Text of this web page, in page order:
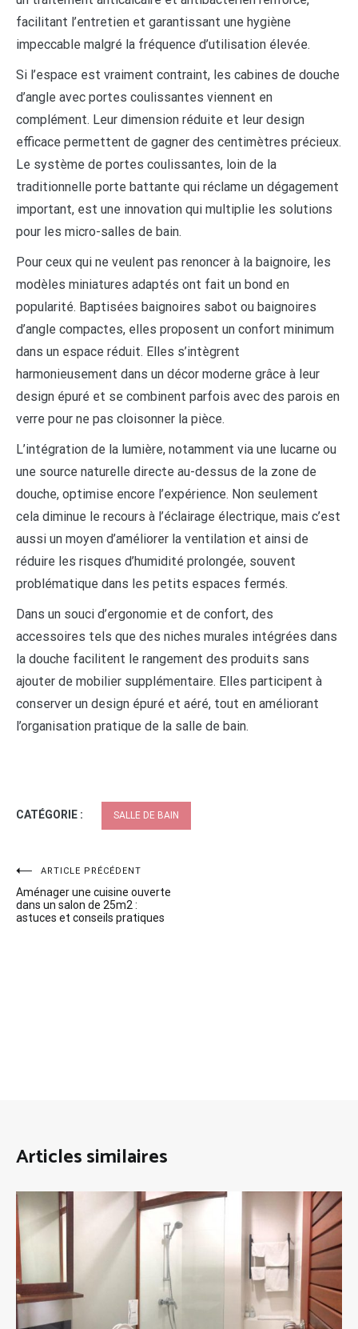
facilitant l’entretien et garantissant une hygiène
impeccable malgré la fréquence d’utilisation élevée.
Si l’espace est vraiment contraint, les cabines de douche
d’angle avec portes coulissantes viennent en
complément. Leur dimension réduite et leur design
efficace permettent de gagner des centimètres précieux.
Le système de portes coulissantes, loin de la
traditionnelle porte battante qui réclame un dégagement
important, est une innovation qui multiplie les solutions
pour les micro-salles de bain.
Pour ceux qui ne veulent pas renoncer à la baignoire, les
modèles miniatures adaptés ont fait un bond en
popularité. Baptisées baignoires sabot ou baignoires
d’angle compactes, elles proposent un confort minimum
dans un espace réduit. Elles s’intègrent
harmonieusement dans un décor moderne grâce à leur
design épuré et se combinent parfois avec des parois en
verre pour ne pas cloisonner la pièce.
L’intégration de la lumière, notamment via une lucarne ou
une source naturelle directe au-dessus de la zone de
douche, optimise encore l’expérience. Non seulement
cela diminue le recours à l’éclairage électrique, mais c’est
aussi un moyen d’améliorer la ventilation et ainsi de
réduire les risques d’humidité prolongée, souvent
problématique dans les petits espaces fermés.
Dans un souci d’ergonomie et de confort, des
accessoires tels que des niches murales intégrées dans
la douche facilitent le rangement des produits sans
ajouter de mobilier supplémentaire. Elles participent à
conserver un design épuré et aéré, tout en améliorant
l’organisation pratique de la salle de bain.
CATÉGORIE : SALLE DE BAIN
Navigation
de
ARTICLE PRÉCÉDENT
Aménager une cuisine ouverte
dans un salon de 25m2 :
astuces et conseils pratiques
Articles similaires